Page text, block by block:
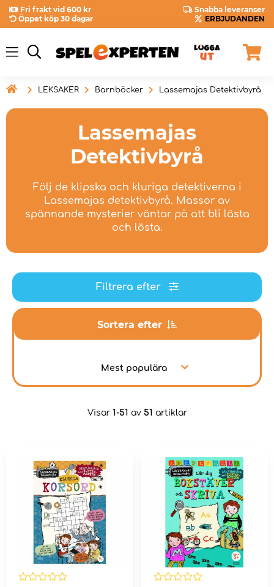
Fri frakt vid 600 kr
Snabba leveranser
Öppet köp 30 dagar
ERBJUDANDEN
 LEKSAKER Barnböcker Lassemajas Detektivbyrå
Lassemajas
Detektivbyrå
Följ de klipska och kluriga detektiverna i
Lassemajas detektivbyrå. Massor av
spännande mysterier väntar på att bli lästa
och lösta.
Filtrera efter
Sortera efter
Mest populära
Visar 1-51 av 51 artiklar